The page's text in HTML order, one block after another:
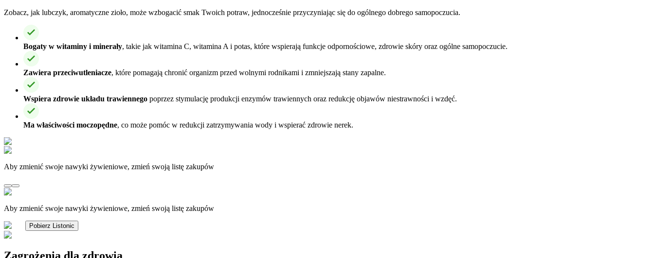
Zobacz, jak lubczyk, aromatyczne zioło, może wzbogacić smak Twoich potraw, jednocześnie przyczyniając się do ogólnego dobrego samopoczucia.
Bogaty w witaminy i minerały, takie jak witamina C, witamina A i potas, które wspierają funkcje odpornościowe, zdrowie skóry oraz ogólne samopoczucie.
Zawiera przeciwutleniacze, które pomagają chronić organizm przed wolnymi rodnikami i zmniejszają stany zapalne.
Wspiera zdrowie układu trawiennego poprzez stymulację produkcji enzymów trawiennych oraz redukcję objawów niestrawności i wzdęć.
Ma właściwości moczopędne, co może pomóc w redukcji zatrzymywania wody i wspierać zdrowie nerek.
Aby zmienić swoje nawyki żywieniowe, zmień swoją listę zakupów
Aby zmienić swoje nawyki żywieniowe, zmień swoją listę zakupów
Pobierz Listonic